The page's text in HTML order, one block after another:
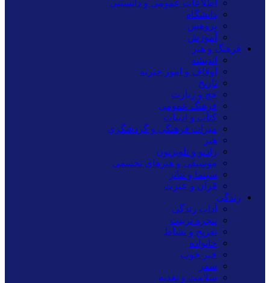
اطلاعات عمومی و دانستنی
دانشگاه
پژوهش
آموزش
فرهنگ و هنر
اندیشه
اوقاف و امور خیریه
تاریخ
حج و زیارت
فرهنگ عمومی
کتاب و ادبیات
میراث فرهنگی و گردشگری
هنر
رادیو و تلویزیون
موسیقی و هنرهای تجسمی
سینما و تئاتر
قرآن و عترت
زندگی
آداب زندگی
پنجره تربیت
تفریح و نشاط
خانواده
خبر خوب
سفر
سلامت و تغذیه